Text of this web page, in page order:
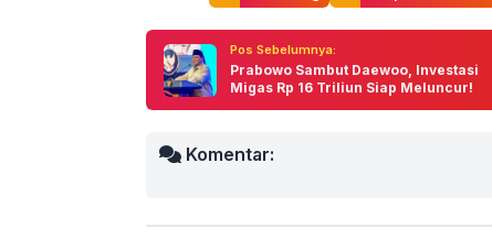
Pos Sebelumnya:
Prabowo Sambut Daewoo, Investasi
Migas Rp 16 Triliun Siap Meluncur!
Komentar: